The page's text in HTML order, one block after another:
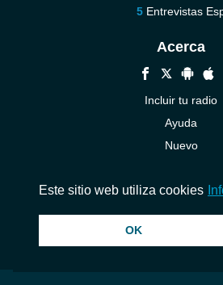
Entrevistas
Acerca
Incluir tu radio
Ayuda
Nuevo
© 2026 InstantAudio. Reservados todos los
Este sitio web utiliza cookies
OK